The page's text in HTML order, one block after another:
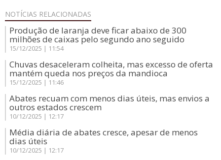
NOTÍCIAS RELACIONADAS
Produção de laranja deve ficar abaixo de 300
milhões de caixas pelo segundo ano seguido
15/12/2025 | 11:54
Chuvas desaceleram colheita, mas excesso de oferta
mantém queda nos preços da mandioca
15/12/2025 | 11:46
Abates recuam com menos dias úteis, mas envios a
outros estados crescem
10/12/2025 | 12:17
Média diária de abates cresce, apesar de menos
dias úteis
10/12/2025 | 12:17